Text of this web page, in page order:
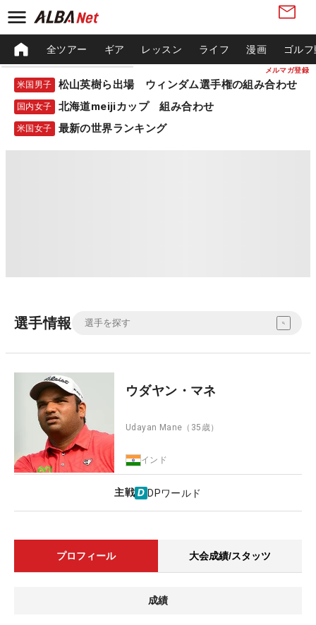
メルマガ登録
全ツアー ギア レッスン ライフ 漫画 ゴル
米国男子 松山英樹ら出場 ウィンダム選手権の組み合わせ
国内女子 北海道meijiカップ 組み合わせ
米国女子 最新の世界ランキング
選手情報
ウダヤン・マネ
Udayan Mane （35歳）
インド
主戦 DPワールド
プロフィール 大会成績/スタッツ
成績